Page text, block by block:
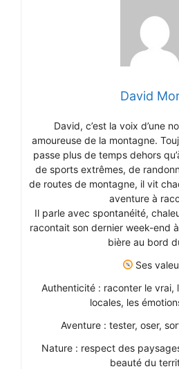
David
David, c’est la voix d’une
amoureuse de la montagne.
passe plus de temps dehors
de sports extrêmes, de
de routes de montagne, il vit
aventure à
Il parle avec spontanéité,
racontait son dernier week-end
bière au bord
Ses
Authenticité : raconter le vrai,
locales, les
Aventure : tester, oser,
Nature : respect des
beauté du